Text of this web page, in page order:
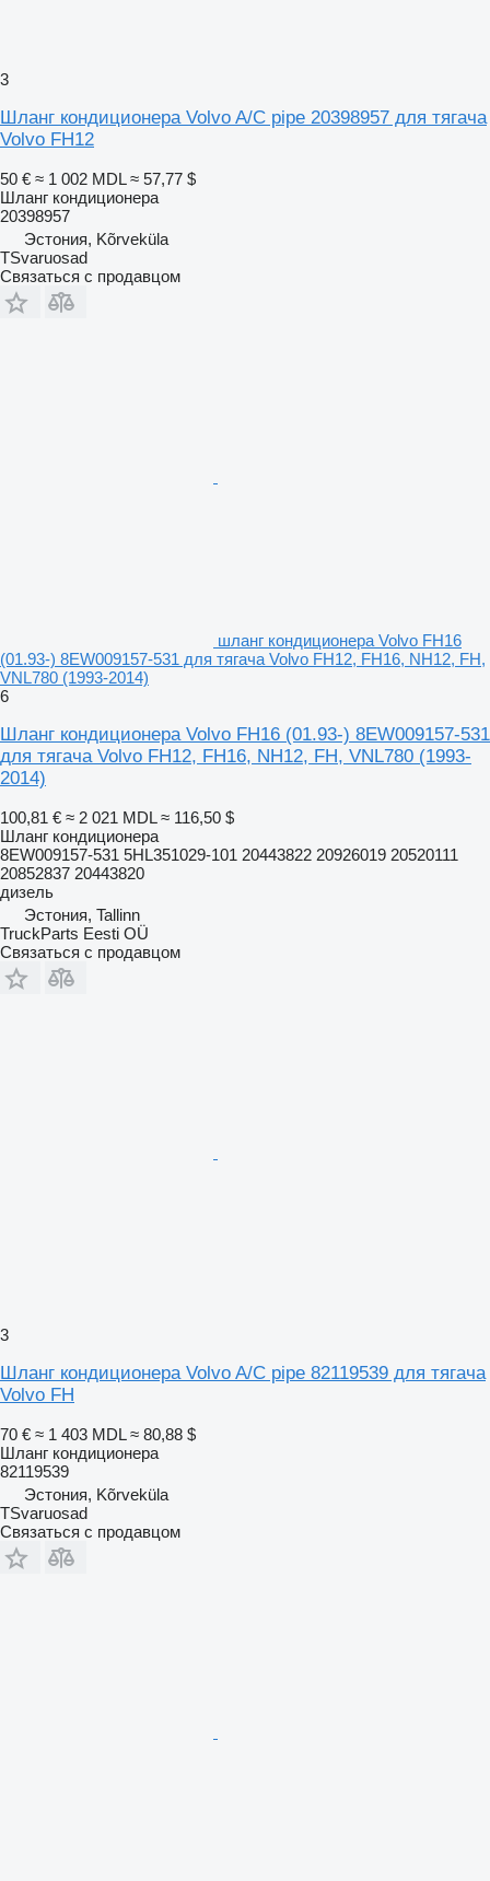
3
Шланг кондиционера Volvo A/C pipe 20398957 для тягача
Volvo FH12
50 € ≈ 1 002 MDL ≈ 57,77 $
Шланг кондиционера
20398957
Эстония, Kõrveküla
TSvaruosad
Связаться с продавцом
шланг кондиционера Volvo FH16
(01.93-) 8EW009157-531 для тягача Volvo FH12, FH16, NH12, FH,
VNL780 (1993-2014)
6
Шланг кондиционера Volvo FH16 (01.93-) 8EW009157-531
для тягача Volvo FH12, FH16, NH12, FH, VNL780 (1993-
2014)
100,81 € ≈ 2 021 MDL ≈ 116,50 $
Шланг кондиционера
8EW009157-531 5HL351029-101 20443822 20926019 20520111
20852837 20443820
дизель
Эстония, Tallinn
TruckParts Eesti OÜ
Связаться с продавцом
3
Шланг кондиционера Volvo A/C pipe 82119539 для тягача
Volvo FH
70 € ≈ 1 403 MDL ≈ 80,88 $
Шланг кондиционера
82119539
Эстония, Kõrveküla
TSvaruosad
Связаться с продавцом